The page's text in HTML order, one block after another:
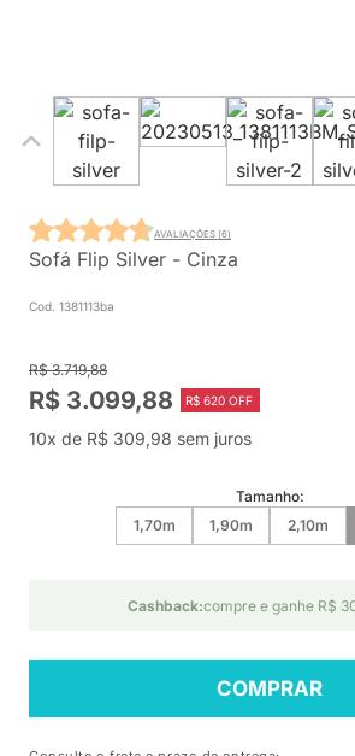
Sofá Flip Silver - Cinza
Cod. 1381113ba
AVALIAÇÕES (6)
R$ 3.719,88
R$ 3.099,88 R$ 620 OFF
10x de R$ 309,98 sem juros
Tamanho:
1,70m
1,90m 2,10m
Cashback:compre e ganhe R$
COMPRAR